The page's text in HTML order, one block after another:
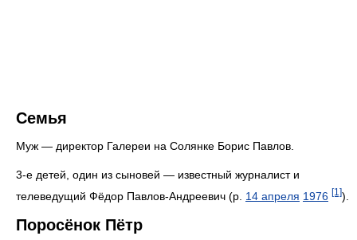
Семья
Муж — директор Галереи на Солянке Борис Павлов.
3-е детей, один из сыновей — известный журналист и
телеведущий Фёдор Павлов-Андреевич (р. 14 апреля 1976 [1]).
Поросёнок Пётр